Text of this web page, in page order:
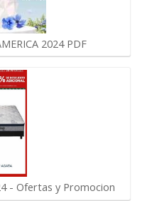
2024 PDF
- Ofertas y Promocion